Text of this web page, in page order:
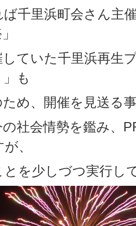
千里浜町会さん主
していた千里浜再生
」も
め、開催を見送る
社会情勢を鑑み、
、
を少しづつ実行し